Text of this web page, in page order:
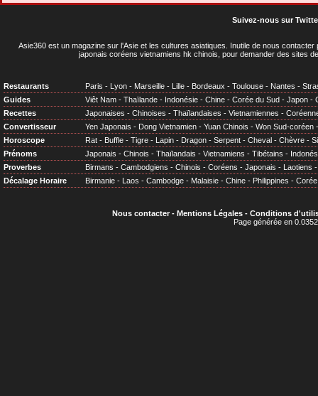
Suivez-nous sur
Asie360 est un magazine sur l'Asie et les cultures asiatiques . Inutile de nous
japonais coréens vietnamiens hk chinois, pour demander des sites
Restaurants Paris - Lyon - Marseille - Lille - Bordeaux - Toulouse - Nantes -
Guides
Viêt Nam - Thaïlande - Indonésie - Chine - Corée du Sud - Japon -
Recettes
Japonaises - Chinoises - Thaïlandaises - Vietnamiennes -
Convertisseur
Yen Japonais - Dong Vietnamien - Yuan Chinois - Won Sud-coréen
Horoscope
Rat - Buffle - Tigre - Lapin - Dragon - Serpent - Cheval - Chèvre -
Prénoms
Japonais - Chinois - Thaïlandais - Vietnamiens - Tibétains -
Proverbes
Birmans - Cambodgiens - Chinois - Coréens - Japonais - Laotiens
Décalage Horaire
Birmanie - Laos - Cambodge - Malaisie - Chine - Philippines - Corée
Nous contacter- Mentions Légales- Conditions
Page générée en